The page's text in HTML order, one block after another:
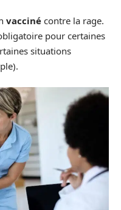
vacciné contre la rage.
pour certaines
situations